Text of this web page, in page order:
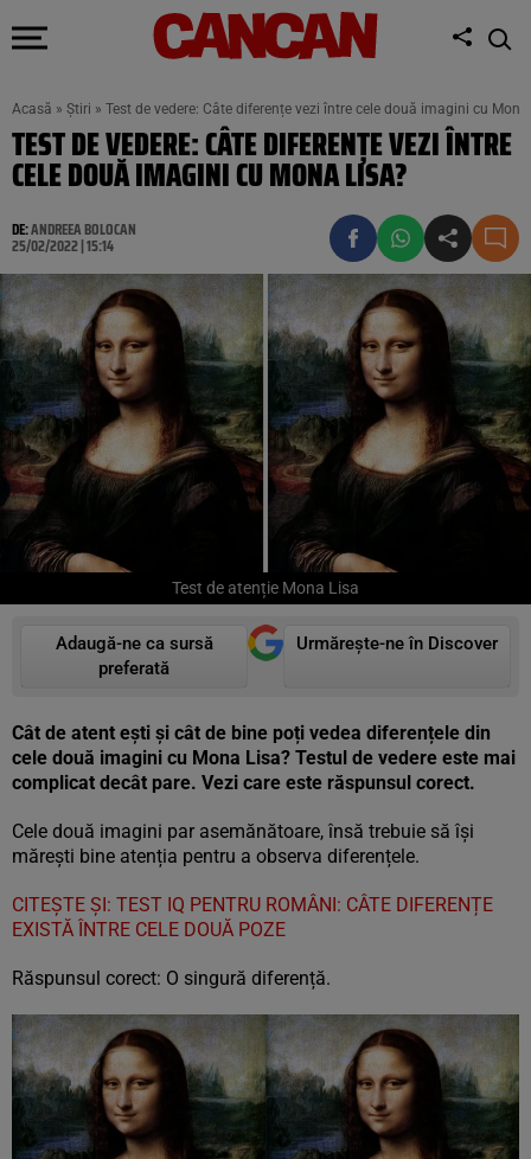
Acasă » Știri » Test de vedere: Câte diferențe vezi între cele două imagini cu Mona
TEST DE VEDERE: CÂTE DIFERENȚE VEZI ÎNTRE
CELE DOUĂ IMAGINI CU MONA LISA?
DE:ANDREEA BOLOCAN
25/02/2022 | 15:14
Test de atenție Mona Lisa
Adaugă-ne ca sursă
preferată
Urmărește-ne în Discover
Cât de atent ești și cât de bine poți vedea diferențele din
cele două imagini cu Mona Lisa? Testul de vedere este mai
complicat decât pare. Vezi care este răspunsul corect.
Cele două imagini par asemănătoare, însă trebuie să își
mărești bine atenția pentru a observa diferențele.
CITEȘTE ȘI: TEST IQ PENTRU ROMÂNI: CÂTE DIFERENȚE
EXISTĂ ÎNTRE CELE DOUĂ POZE
Răspunsul corect: O singură diferență.